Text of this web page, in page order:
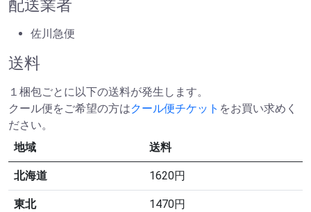
配送業者
佐川急便
送料
１梱包ごとに以下の送料が発生します。
クール便をご希望の方はクール便チケット をお買い求めく
ださい。
地域
送料
北海道 1620円
東北 1470円